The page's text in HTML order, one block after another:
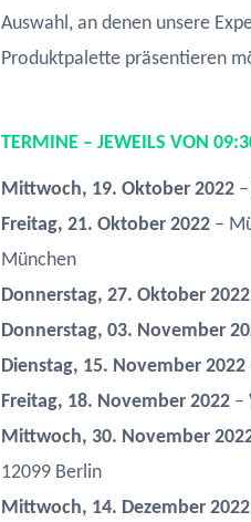
Auswahl, an denen unsere
Produktpalette präsentieren
TERMINE – JEWEILS VON
Mittwoch, 19. Oktober 2022
Freitag, 21. Oktober 2022 –
München
Donnerstag, 27. Oktober 2022
Donnerstag, 03. November
Dienstag, 15. November 2022
Freitag, 18. November 2022 –
Mittwoch, 30. November
12099 Berlin
Mittwoch, 14. Dezember 2022